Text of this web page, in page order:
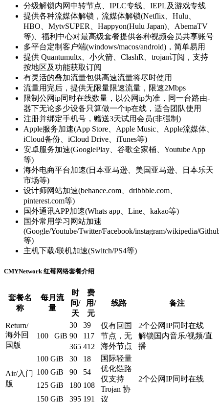
分级解锁内网中转节点、IPLC专线、IEPL及游戏专线
提供各种流媒体解锁，流媒体解锁(Netflix、Hulu、
HBO、MytvSUPER、Happyon(Hulu Japan)、AbemaTV
等)、福利中心对最高级套餐提供各种视频会员共享账号
多平台定制客户端(windows/macos/android)，简单易用
提供 Quantumultx、小火箭、ClashR、trojan订阅，支持
按地区及功能获取订阅
有灵活的叠加流量包供高速流量将尽时使用
流量用完后，提供无限量限速流量，限速2Mbps
限制公网ip同时在线数量，以公网ip为准，同一台路由-
器下无论多少设备只算做一个ip在线，适合团队使用
注册并绑定手机号，赠送3天试用会员(非强制)
Apple服务加速(App Store、Apple Music、Apple流媒体、
iCloud备份、iCloud Drive、iTunes等)
安卓服务加速(GooglePlay、谷歌全家桶、Youtube App
等)
海外电商平台加速(日本亚马逊、美国亚马逊、日本乐天
市场等)
设计师网站加速(behance.com、dribbble.com、
pinterest.com等)
国外通讯APP加速(Whats app、Line、kakao等)
国外常用学习网站加速
(Google/Youtube/Twitter/Facebook/instagram/wikipedia/
等)
主机下载/联机加速(Switch/PS4等)
CMYNetwork 红莓网络套餐介绍
套餐名
称
每月流
量
时
间/
天
费
用/
元
线路 备注
Return/
海外回
国版
100 GiB
30 39
仅有回国
节点，无
海外节点
2个公网IP同时在线
解锁国内音乐/视频/直
播
90
117
365 412
Air/入门
版
100 GiB 30 18
国际轻量
优化链路
仅支持
Trojan 协
议
2个公网IP同时在线
100 GiB 90
54
125 GiB
180 108
150 GiB
395 191